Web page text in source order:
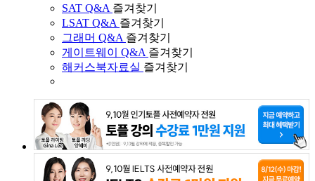
SAT Q&A 즐겨찾기
LSAT Q&A 즐겨찾기
그래머 Q&A 즐겨찾기
게이트웨이 Q&A 즐겨찾기
해커스북자료실 즐겨찾기